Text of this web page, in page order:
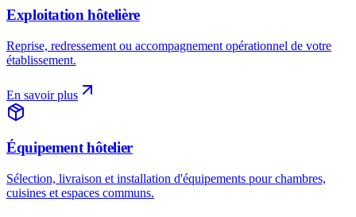
Exploitation hôtelière
Reprise, redressement ou accompagnement opérationnel de votre
établissement.
En savoir plus
Équipement hôtelier
Sélection, livraison et installation d'équipements pour chambres,
cuisines et espaces communs.